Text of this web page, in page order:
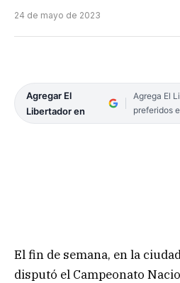
24 de mayo de 2023
Agregar El
Libertador en
Agrega El
preferidos
El fin de semana, en la
disputó el Campeonato